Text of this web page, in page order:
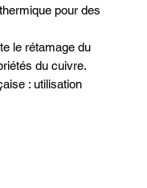
pour des
le rétamage du
du cuivre.
: utilisation